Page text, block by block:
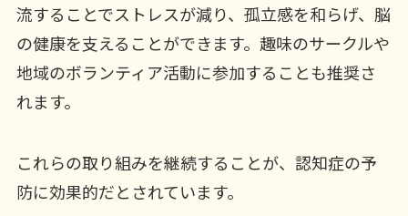
流することでストレスが減り、孤立感を和らげ、脳
の健康を支えることができます。趣味のサークルや
地域のボランティア活動に参加することも推奨さ
れます。
これらの取り組みを継続することが、認知症の予
防に効果的だとされています。